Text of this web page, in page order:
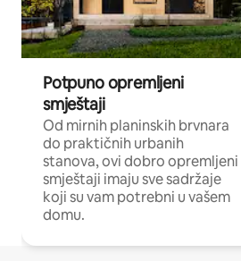
Potpuno opremljeni
smještaji
Od mirnih planinskih brvnara
do praktičnih urbanih
stanova, ovi dobro opremljeni
smještaji imaju sve sadržaje
koji su vam potrebni u vašem
domu.